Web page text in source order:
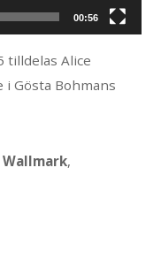
00:56
tilldelas Alice
Gösta Bohmans
Wallmark,